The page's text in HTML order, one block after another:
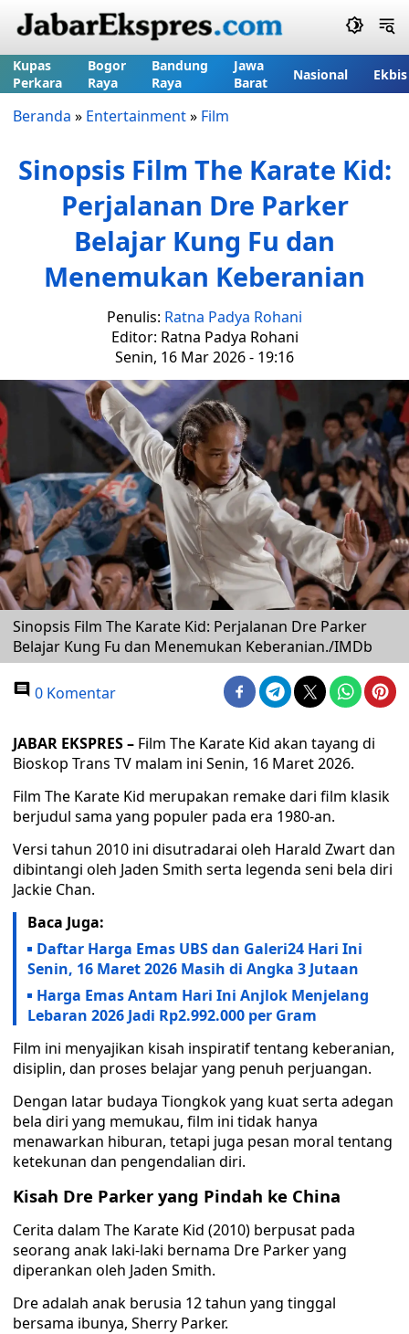
Kupas
Perkara
Bogor
Raya
Bandung
Raya
Jawa
Barat
Nasional Ekbis
Beranda » Entertainment» Film
Sinopsis Film The Karate Kid:
Perjalanan Dre Parker
Belajar Kung Fu dan
Menemukan Keberanian
Penulis: Ratna Padya Rohani
Editor: Ratna Padya Rohani
Senin, 16 Mar 2026 - 19:16
Sinopsis Film The Karate Kid: Perjalanan Dre Parker
Belajar Kung Fu dan Menemukan Keberanian./IMDb
0 Komentar
JABAR EKSPRES – Film The Karate Kid akan tayang di
Bioskop Trans TV malam ini Senin, 16 Maret 2026.
Film The Karate Kid merupakan remake dari film klasik
berjudul sama yang populer pada era 1980-an.
Versi tahun 2010 ini disutradarai oleh Harald Zwart dan
dibintangi oleh Jaden Smith serta legenda seni bela diri
Jackie Chan.
Baca Juga:
Daftar Harga Emas UBS dan Galeri24 Hari Ini
Senin, 16 Maret 2026 Masih di Angka 3 Jutaan
Harga Emas Antam Hari Ini Anjlok Menjelang
Lebaran 2026 Jadi Rp2.992.000 per Gram
Film ini menyajikan kisah inspiratif tentang keberanian,
disiplin, dan proses belajar yang penuh perjuangan.
Dengan latar budaya Tiongkok yang kuat serta adegan
bela diri yang memukau, film ini tidak hanya
menawarkan hiburan, tetapi juga pesan moral tentang
ketekunan dan pengendalian diri.
Kisah Dre Parker yang Pindah ke China
Cerita dalam The Karate Kid (2010) berpusat pada
seorang anak laki-laki bernama Dre Parker yang
diperankan oleh Jaden Smith.
Dre adalah anak berusia 12 tahun yang tinggal
bersama ibunya, Sherry Parker.